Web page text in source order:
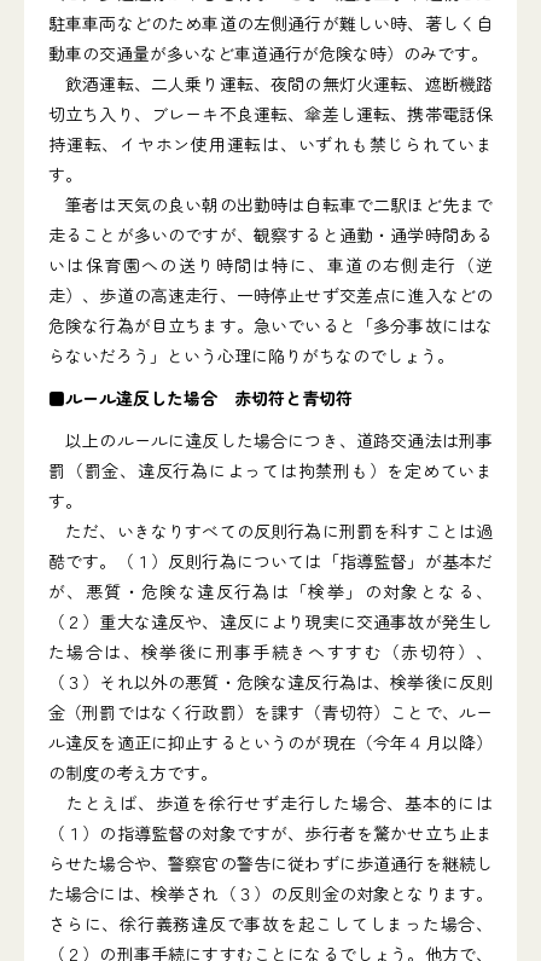
駐車車両などのため車道の左側通行が難しい時、著しく自
動車の交通量が多いなど車道通行が危険な時）のみです。
飲酒運転、二人乗り運転、夜間の無灯火運転、遮断機踏
切立ち入り、ブレーキ不良運転、傘差し運転、携帯電話保
持運転、イヤホン使用運転は、いずれも禁じられていま
す。
筆者は天気の良い朝の出勤時は自転車で二駅ほど先まで
走ることが多いのですが、観察すると通勤・通学時間ある
いは保育園への送り時間は特に、車道の右側走行（逆
走）、歩道の高速走行、一時停止せず交差点に進入などの
危険な行為が目立ちます。急いでいると「多分事故にはな
らないだろう」という心理に陥りがちなのでしょう。
■ルール違反した場合 赤切符と青切符
以上のルールに違反した場合につき、道路交通法は刑事
罰（罰金、違反行為によっては拘禁刑も）を定めていま
す。
ただ、いきなりすべての反則行為に刑罰を科すことは過
酷です。（１）反則行為については「指導監督」が基本だ
が、悪質・危険な違反行為は「検挙」の対象となる、
（２）重大な違反や、違反により現実に交通事故が発生し
た場合は、検挙後に刑事手続きへすすむ（赤切符）、
（３）それ以外の悪質・危険な違反行為は、検挙後に反則
金（刑罰ではなく行政罰）を課す（青切符）ことで、ルー
ル違反を適正に抑止するというのが現在（今年４月以降）
の制度の考え方です。
たとえば、歩道を徐行せず走行した場合、基本的には
（１）の指導監督の対象ですが、歩行者を驚かせ立ち止ま
らせた場合や、警察官の警告に従わずに歩道通行を継続し
た場合には、検挙され（３）の反則金の対象となります。
さらに、徐行義務違反で事故を起こしてしまった場合、
（２）の刑事手続にすすむことになるでしょう。他方で、